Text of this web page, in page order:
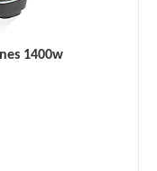
1400w